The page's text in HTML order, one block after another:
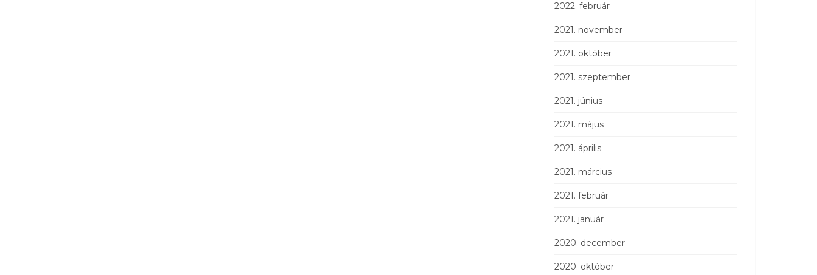
2022. február
2021. november
2021. október
2021. szeptember
2021. június
2021. május
2021. április
2021. március
2021. február
2021. január
2020. december
2020. október